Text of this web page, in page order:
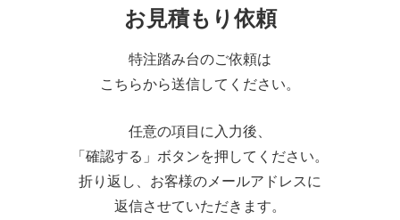
お見積もり依頼
特注踏み台のご依頼は
こちらから送信してください。
任意の項目に入力後、
「確認する」ボタンを押してください。
折り返し、お客様のメールアドレスに
返信させていただきます。